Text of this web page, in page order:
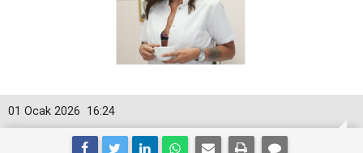
16:24
01 Ocak 2026